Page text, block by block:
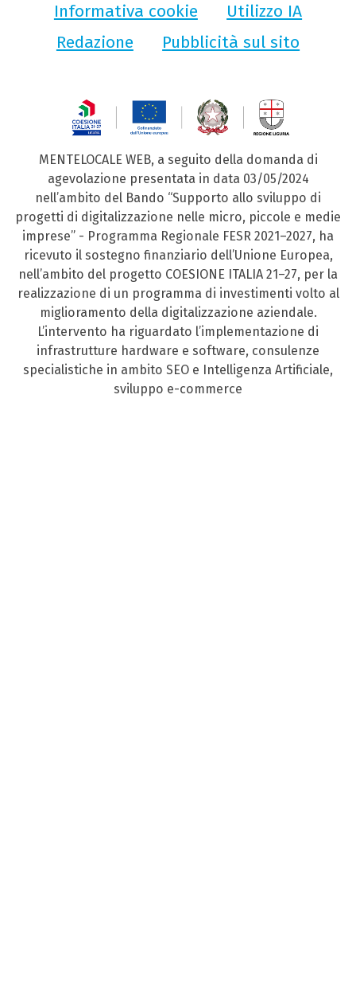
Informativa cookie
Utilizzo IA
Redazione
Pubblicità sul sito
MENTELOCALE WEB, a seguito della domanda di
agevolazione presentata in data 03/05/2024
nell’ambito del Bando “Supporto allo sviluppo di
progetti di digitalizzazione nelle micro, piccole e medie
imprese” - Programma Regionale FESR 2021–2027, ha
ricevuto il sostegno finanziario dell’Unione Europea,
nell’ambito del progetto COESIONE ITALIA 21–27, per la
realizzazione di un programma di investimenti volto al
miglioramento della digitalizzazione aziendale.
L’intervento ha riguardato l’implementazione di
infrastrutture hardware e software, consulenze
specialistiche in ambito SEO e Intelligenza Artificiale,
sviluppo e-commerce